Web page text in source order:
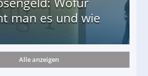
man es und wie
Alle anzeigen